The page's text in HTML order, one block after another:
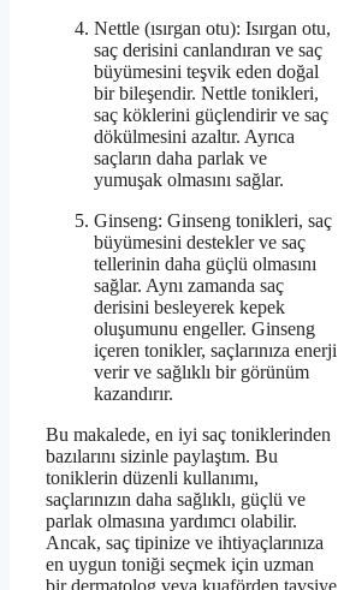
Nettle (ısırgan otu): Isırgan otu,
saç derisini canlandıran ve saç
büyümesini teşvik eden doğal
bir bileşendir. Nettle tonikleri,
saç köklerini güçlendirir ve saç
dökülmesini azaltır. Ayrıca
saçların daha parlak ve
yumuşak olmasını sağlar.
Ginseng: Ginseng tonikleri, saç
büyümesini destekler ve saç
tellerinin daha güçlü olmasını
sağlar. Aynı zamanda saç
derisini besleyerek kepek
oluşumunu engeller. Ginseng
içeren tonikler, saçlarınıza enerji
verir ve sağlıklı bir görünüm
kazandırır.
Bu makalede, en iyi saç toniklerinden
bazılarını sizinle paylaştım. Bu
toniklerin düzenli kullanımı,
saçlarınızın daha sağlıklı, güçlü ve
parlak olmasına yardımcı olabilir.
Ancak, saç tipinize ve ihtiyaçlarınıza
en uygun toniği seçmek için uzman